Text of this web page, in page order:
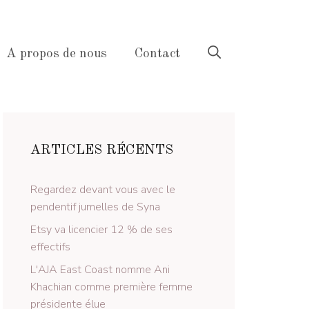
A propos de nous Contact
ARTICLES RÉCENTS
Regardez devant vous avec le
pendentif jumelles de Syna
Etsy va licencier 12 % de ses
effectifs
L'AJA East Coast nomme Ani
Khachian comme première femme
présidente élue